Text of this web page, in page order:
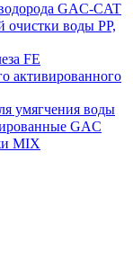
GAC-CAT
очистки воды PP,
FE
активированного
умягчения воды
GAC
MIX